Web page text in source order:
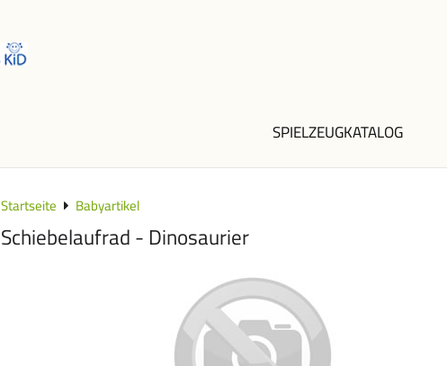
SPIELZEUGKATALOG
Startseite Babyartikel
Schiebelaufrad - Dinosaurier